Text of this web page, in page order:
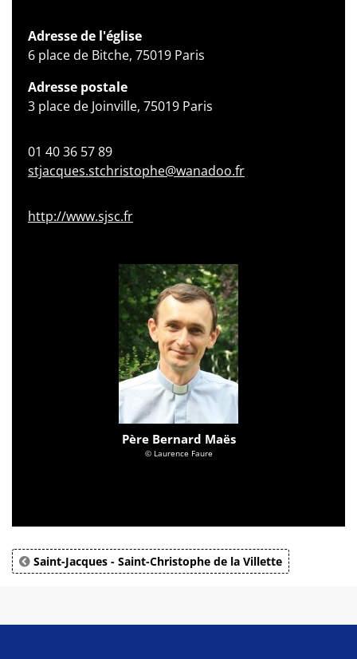
Adresse de l'église
6 place de Bitche, 75019 Paris
Adresse postale
3 place de Joinville, 75019 Paris
01 40 36 57 89
stjacques.stchristophe@wanadoo.fr
http://www.sjsc.fr
Père Bernard Maës
© Laurence Faure
Saint-Jacques - Saint-Christophe de la Villette